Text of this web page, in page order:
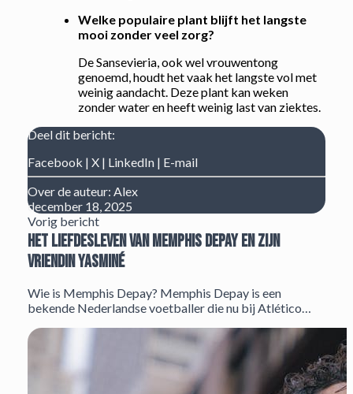
Welke populaire plant blijft het langste
mooi zonder veel zorg?
De Sansevieria, ook wel vrouwentong
genoemd, houdt het vaak het langste vol met
weinig aandacht. Deze plant kan weken
zonder water en heeft weinig last van ziektes.
Deel dit bericht:
Facebook | X| LinkedIn| E-mail
Over de auteur: Alex
december 18, 2025
Vorig bericht
Het liefdesleven van Memphis Depay en zijn
vriendin Yasminé
Wie is Memphis Depay? Memphis Depay is een
bekende Nederlandse voetballer die nu bij Atlético…